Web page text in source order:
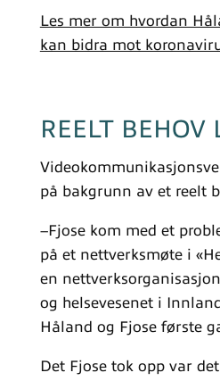
Les mer om hvordan
kan bidra mot
REELT BEHOV
på bakgrunn av et reelt
–Fjose kom med et
på et nettverksmøte i
en
og helsevesenet i
Håland og Fjose første
Det Fjose tok opp var